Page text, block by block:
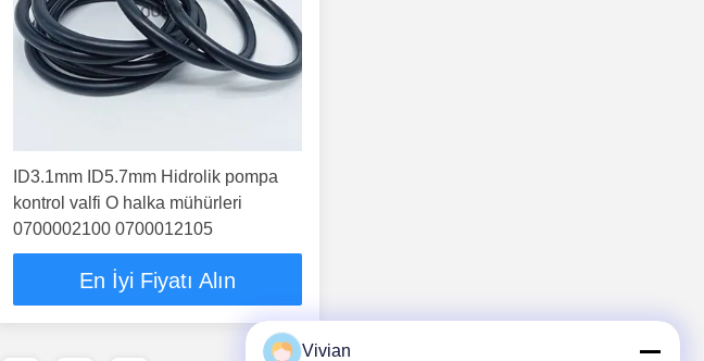
ID3.1mm ID5.7mm Hidrolik pompa
kontrol valfi O halka mühürleri
0700002100 0700012105
En İyi Fiyatı Alın
Vivian